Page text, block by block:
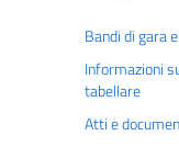
Bandi di gara
Informazioni
tabellare
Atti e